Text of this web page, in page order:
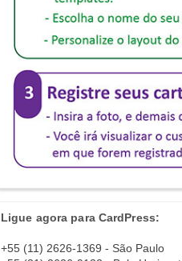
Ligue agora para CardPress:
+55 (11) 2626-1369 - São Paulo